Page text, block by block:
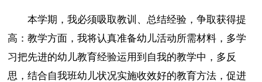
本学期，我必须吸取教训、总结经验，争取获得提
高：教学方面，我将认真准备幼儿活动所需材料，多学
习把先进的幼儿教育经验运用到自我的教学中，多反
思，结合自我班幼儿状况实施收效好的教育方法，促进